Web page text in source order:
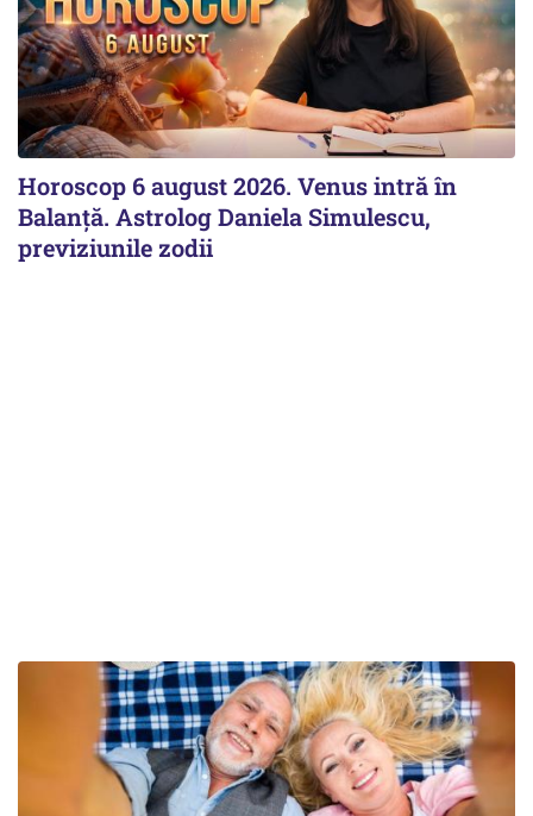
Horoscop 6 august 2026. Venus intră în
Balanță. Astrolog Daniela Simulescu,
previziunile zodii